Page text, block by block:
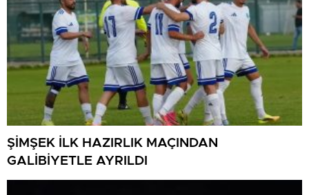
ŞİMŞEK İLK HAZIRLIK MAÇINDAN
GALİBİYETLE AYRILDI